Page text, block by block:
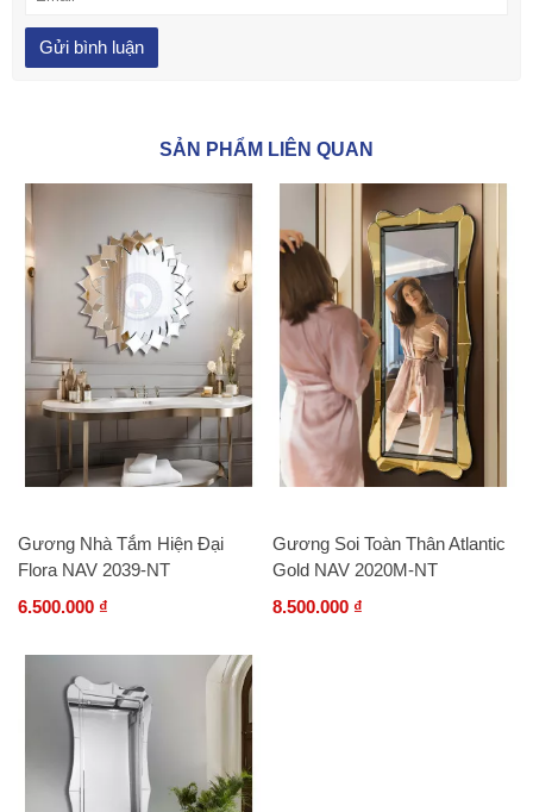
SẢN PHẨM LIÊN QUAN
Gương Nhà Tắm Hiện Đại
Flora NAV 2039-NT
6.500.000 ₫
Gương Soi Toàn Thân Atlantic
Gold NAV 2020M-NT
8.500.000 ₫